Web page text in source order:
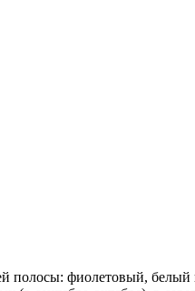
полосы: фиолетовый,